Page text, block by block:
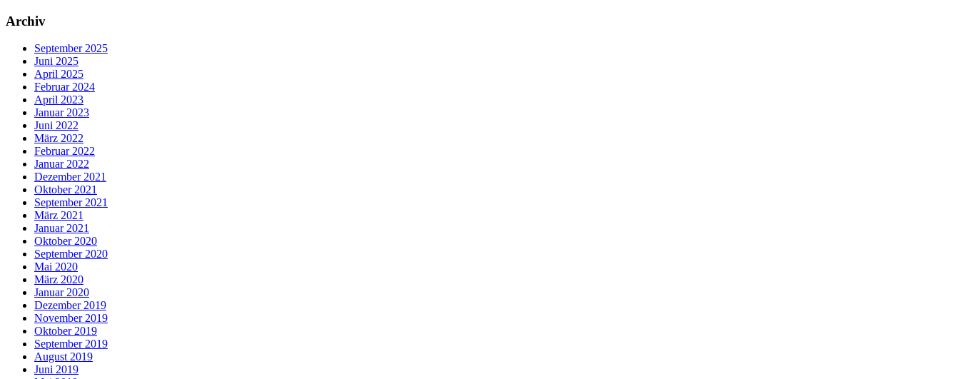
Archiv
September 2025
Juni 2025
April 2025
Februar 2024
April 2023
Januar 2023
Juni 2022
März 2022
Februar 2022
Januar 2022
Dezember 2021
Oktober 2021
September 2021
März 2021
Januar 2021
Oktober 2020
September 2020
Mai 2020
März 2020
Januar 2020
Dezember 2019
November 2019
Oktober 2019
September 2019
August 2019
Juni 2019